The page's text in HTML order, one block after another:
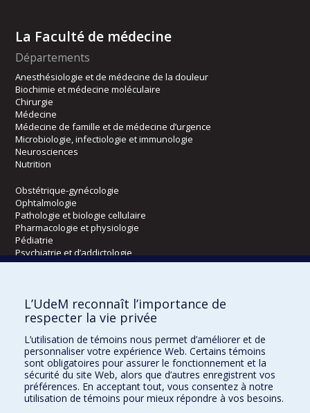
La Faculté de médecine
Départements
Anesthésiologie et de médecine de la douleur
Biochimie et médecine moléculaire
Chirurgie
Médecine
Médecine de famille et de médecine d’urgence
Microbiologie, infectiologie et immunologie
Neurosciences
Nutrition
Obstétrique-gynécologie
Ophtalmologie
Pathologie et biologie cellulaire
Pharmacologie et physiologie
Pédiatrie
Psychiatrie et d’addictologie
Radiologie, radio-oncologie et médecine nucléaire
Écoles
Orthophonie et audiologie
Réadaptation
Directions
L’UdeM reconnaît l’importance de
respecter la vie privée
L’utilisation de témoins nous permet d’améliorer et de
personnaliser votre expérience Web. Certains témoins
sont obligatoires pour assurer le fonctionnement et la
sécurité du site Web, alors que d’autres enregistrent vos
préférences. En acceptant tout, vous consentez à notre
utilisation de témoins pour mieux répondre à vos besoins.